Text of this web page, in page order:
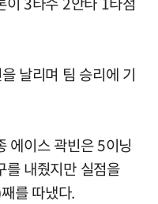
날리며 팀 승리에 기
에이스 곽빈은 5이닝
내줬지만 실점을
를 따냈다.